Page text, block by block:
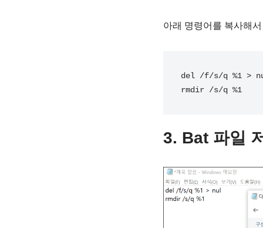
아래 명령어를 복사해
del /f/s/q %1 >
rmdir /s/q %1
3. Bat 파일